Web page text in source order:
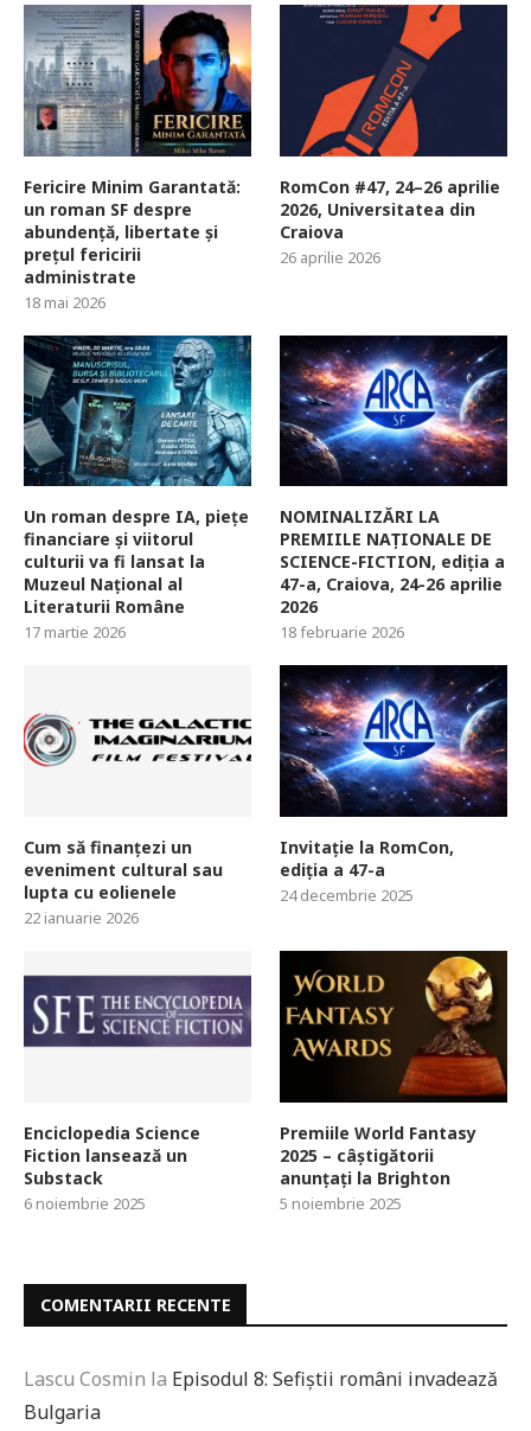
Fericire Minim Garantată:
un roman SF despre
abundență, libertate și
prețul fericirii
administrate
18 mai 2026
RomCon #47, 24–26 aprilie
2026, Universitatea din
Craiova
26 aprilie 2026
Un roman despre IA, piețe
financiare și viitorul
culturii va fi lansat la
Muzeul Național al
Literaturii Române
17 martie 2026
NOMINALIZĂRI LA
PREMIILE NAȚIONALE DE
SCIENCE-FICTION, ediția a
47-a, Craiova, 24-26 aprilie
2026
18 februarie 2026
Cum să finanțezi un
eveniment cultural sau
lupta cu eolienele
22 ianuarie 2026
Invitație la RomCon,
ediția a 47-a
24 decembrie 2025
Enciclopedia Science
Fiction lansează un
Substack
6 noiembrie 2025
Premiile World Fantasy
2025 – câștigătorii
anunțați la Brighton
5 noiembrie 2025
COMENTARII RECENTE
Lascu Cosmin la Episodul 8: Sefiștii români invadează
Bulgaria